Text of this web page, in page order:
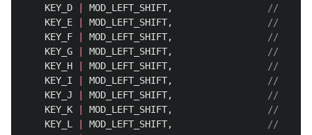
KEY_D
MOD_LEFT_SHIFT,
KEY_E
MOD_LEFT_SHIFT,
KEY_F
MOD_LEFT_SHIFT,
KEY_G
MOD_LEFT_SHIFT,
KEY_H
MOD_LEFT_SHIFT,
KEY_I
MOD_LEFT_SHIFT,
KEY_J
MOD_LEFT_SHIFT,
KEY_K
MOD_LEFT_SHIFT,
KEY_L
MOD_LEFT_SHIFT,